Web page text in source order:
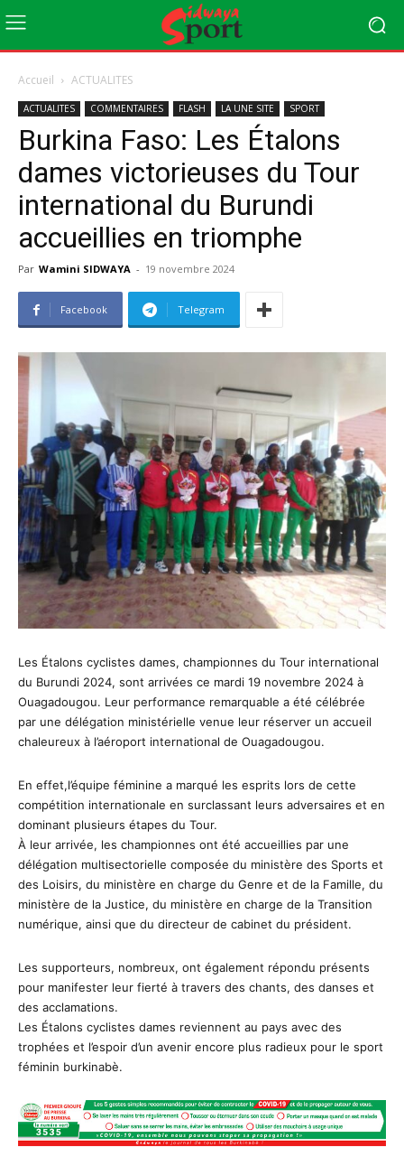
Accueil ACTUALITES
ACTUALITES COMMENTAIRES FLASH LA UNE SITE SPORT
Burkina Faso: Les Étalons
dames victorieuses du Tour
international du Burundi
accueillies en triomphe
Par Wamini SIDWAYA - 19 novembre 2024
Facebook Telegram
Les Étalons cyclistes dames, championnes du Tour international
du Burundi 2024, sont arrivées ce mardi 19 novembre 2024 à
Ouagadougou. Leur performance remarquable a été célébrée
par une délégation ministérielle venue leur réserver un accueil
chaleureux à l’aéroport international de Ouagadougou.
En effet,l’équipe féminine a marqué les esprits lors de cette
compétition internationale en surclassant leurs adversaires et en
dominant plusieurs étapes du Tour.
À leur arrivée, les championnes ont été accueillies par une
délégation multisectorielle composée du ministère des Sports et
des Loisirs, du ministère en charge du Genre et de la Famille, du
ministère de la Justice, du ministère en charge de la Transition
numérique, ainsi que du directeur de cabinet du président.
Les supporteurs, nombreux, ont également répondu présents
pour manifester leur fierté à travers des chants, des danses et
des acclamations.
Les Étalons cyclistes dames reviennent au pays avec des
trophées et l’espoir d’un avenir encore plus radieux pour le sport
féminin burkinabè.